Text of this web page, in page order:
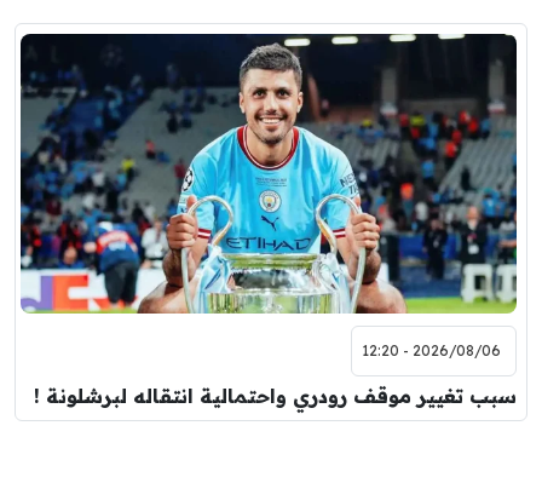
2026/08/06 - 12:20
سبب تغيير موقف رودري واحتمالية انتقاله لبرشلونة !